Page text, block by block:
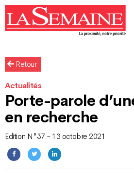
Retour
Actualités
Porte-parole
en recherche
Edition N°37 - 13 octobre 2021